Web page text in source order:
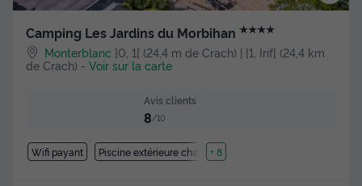
Camping Les Jardins du Morbihan ★★★★
Monterblanc ]0, 1[ (24,4 m de Crach) | [1, Inf[ (24,4 km
de Crach) - Voir sur la carte
Avis clients
8 /10
Wifi payant Piscine extérieure chauffée
+ 8